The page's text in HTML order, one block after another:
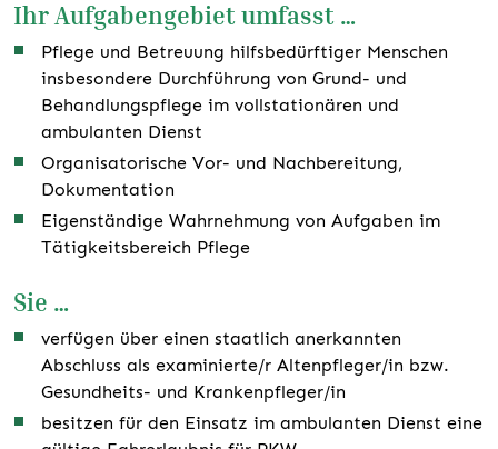
Ihr Aufgabengebiet umfasst …
Pflege und Betreuung hilfsbedürftiger Menschen
insbesondere Durchführung von Grund- und
Behandlungspflege im vollstationären und
ambulanten Dienst
Organisatorische Vor- und Nachbereitung,
Dokumentation
Eigenständige Wahrnehmung von Aufgaben im
Tätigkeitsbereich Pflege
Sie …
verfügen über einen staatlich anerkannten
Abschluss als examinierte/r Altenpfleger/in bzw.
Gesundheits- und Krankenpfleger/in
besitzen für den Einsatz im ambulanten Dienst eine